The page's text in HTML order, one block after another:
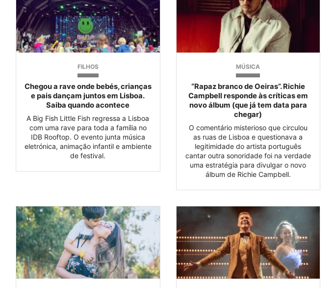
FILHOS
Chegou a rave onde bebés, crianças
e pais dançam juntos em Lisboa.
Saiba quando acontece
A Big Fish Little Fish regressa a Lisboa
com uma rave para toda a família no
IDB Rooftop. O evento junta música
eletrónica, animação infantil e ambiente
de festival.
MÚSICA
“Rapaz branco de Oeiras”. Richie
Campbell responde às críticas em
novo álbum (que já tem data para
chegar)
O comentário misterioso que circulou
as ruas de Lisboa e questionava a
legitimidade do artista português
cantar outra sonoridade foi na verdade
uma estratégia para divulgar o novo
álbum de Richie Campbell.